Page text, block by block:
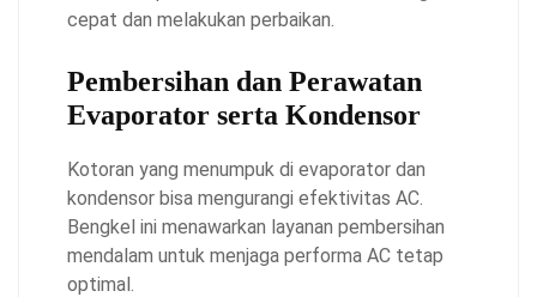
cepat dan melakukan perbaikan.
Pembersihan dan Perawatan
Evaporator serta Kondensor
Kotoran yang menumpuk di evaporator dan
kondensor bisa mengurangi efektivitas AC.
Bengkel ini menawarkan layanan pembersihan
mendalam untuk menjaga performa AC tetap
optimal.